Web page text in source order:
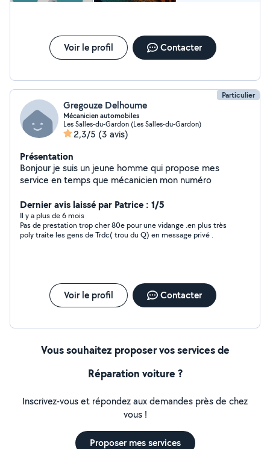
Voir le profil Contacter
Particulier
Gregouze Delhoume
Mécanicien automobiles
Les Salles-du-Gardon (Les Salles-du-Gardon)
2,3/5 (3 avis)
Présentation
Bonjour je suis un jeune homme qui propose mes
service en temps que mécanicien mon numéro
Dernier avis laissé par Patrice : 1/5
Il y a plus de 6 mois
Pas de prestation trop cher 80e pour une vidange .en plus très
poly traite les gens de Trdc( trou du Q) en message privé .
Voir le profil Contacter
Vous souhaitez proposer vos services de
Réparation voiture ?
Inscrivez-vous et répondez aux demandes près de chez
vous !
Proposer mes services